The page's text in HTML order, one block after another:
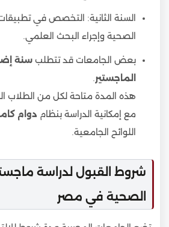
السنة الثانية: التخصص في
الصحية وإجراء البحث العلمي.
بعض الجامعات قد تتطلب سنة
الماجستير
هذه المدة متاحة لكل من الطلاب
مع إمكانية الدراسة بنظام دوام
اللوائح الجامعية.
شروط القبول لدراسة
الصحية في مصر